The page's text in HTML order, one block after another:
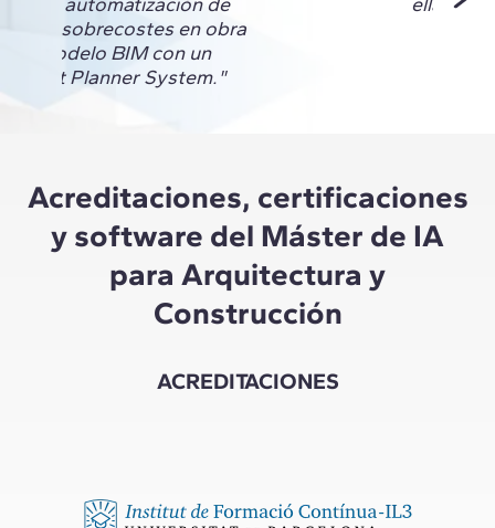
y sobrecostes en obra
un modelo BIM con un
y Last Planner System."
Acreditaciones, certificaciones
y software del Máster de IA
para Arquitectura y
Construcción
ACREDITACIONES